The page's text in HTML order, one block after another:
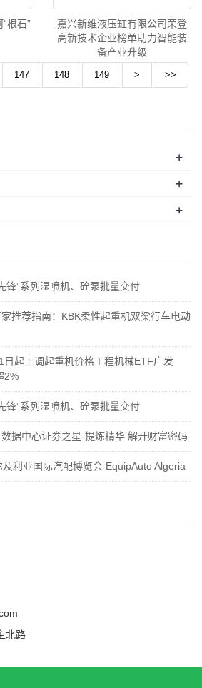
根石”
嘉兴新维液压缸有限公司荣登
高新技术企业榜单助力智能装
备产业升级
147 148 149 > >>
+
+
+
锋”系列湿喷机、砼泵批量交付
推荐指南：KBK柔性起重机双梁行车电动
日起上调起重机价格工程机械ETF广发
2%
锋”系列湿喷机、砼泵批量交付
据中心证券之星-提炼精华 解开财富密码
利亚国际汽配博览会 EquipAuto Algeria
北路